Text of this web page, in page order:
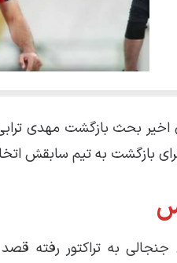
اخیر بحث بازگشت مهدی
بازگشت به تیم سابقش
به تراکتور رفته